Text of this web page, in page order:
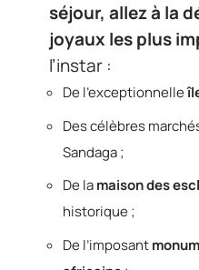
séjour, allez à la
joyaux les plus
l’instar :
De l’exceptionnelle
Des célèbres
Sandaga ;
De lamaison des
historique ;
De l’imposant